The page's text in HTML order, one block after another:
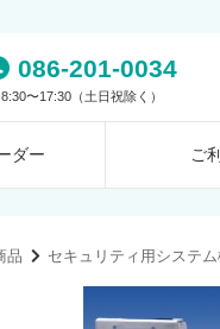
086-201-0034
8:30〜17:30（土日祝除く）
ダー ご
品 セキュリティ用システム